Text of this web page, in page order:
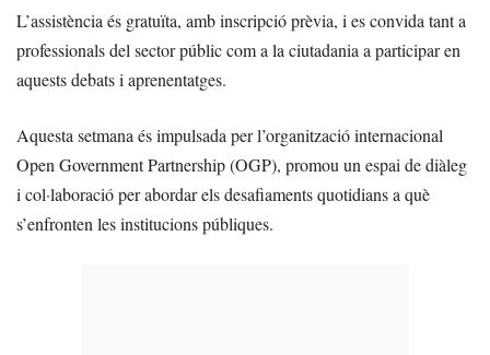
L’assistència és gratuïta, amb inscripció prèvia, i es convida tant a
professionals del sector públic com a la ciutadania a participar en
aquests debats i aprenentatges.
Aquesta setmana és impulsada per l’organització internacional
Open Government Partnership (OGP), promou un espai de diàleg
i col·laboració per abordar els desafiaments quotidians a què
s’enfronten les institucions públiques.